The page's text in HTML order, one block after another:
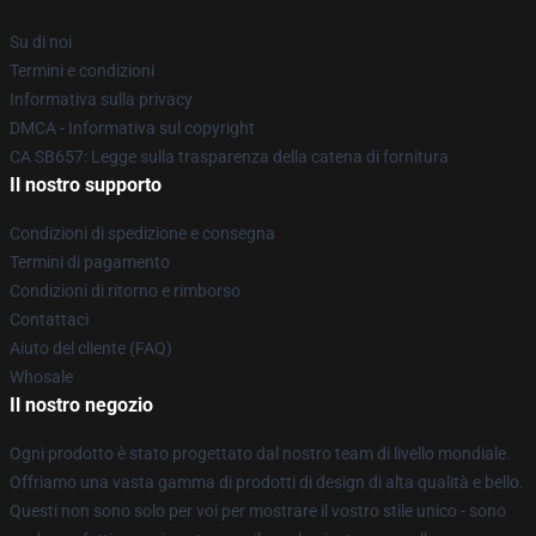
Su di noi
Termini e condizioni
Informativa sulla privacy
DMCA - Informativa sul copyright
CA SB657: Legge sulla trasparenza della catena di fornitura
Il nostro supporto
Condizioni di spedizione e consegna
Termini di pagamento
Condizioni di ritorno e rimborso
Contattaci
Aiuto del cliente (FAQ)
Whosale
Il nostro negozio
Ogni prodotto è stato progettato dal nostro team di livello mondiale.
Offriamo una vasta gamma di prodotti di design di alta qualità e bello.
Questi non sono solo per voi per mostrare il vostro stile unico - sono